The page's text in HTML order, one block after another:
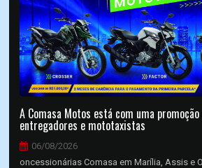
A Comasa Motos está com uma
entregadores e mototaxistas
06/08/2026
oncessionárias Comasa em Marília, Assis e